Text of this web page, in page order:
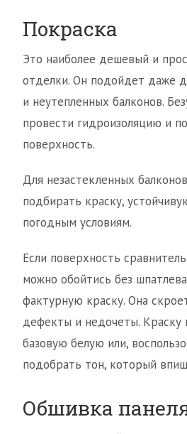
Покраска
Это наиболее дешевый и
отделки. Он подойдет даже
и неутепленных балконов.
провести гидроизоляцию и
поверхность.
Для незастекленных
подбирать краску,
погодным условиям.
Если поверхность
можно обойтись без
фактурную краску. Она
дефекты и недочеты. Краску
базовую белую или,
подобрать тон, который
Обшивка